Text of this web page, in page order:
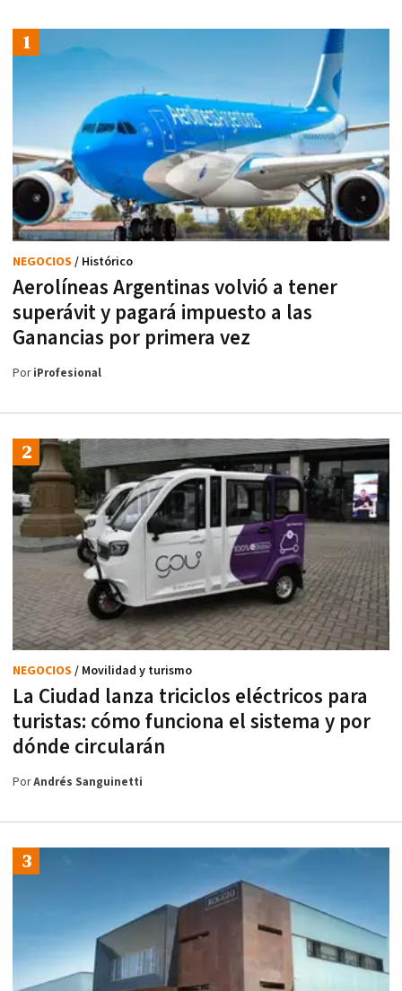
Aerolíneas Argentinas volvió a tener
superávit y pagará impuesto a las
Ganancias por primera vez
NEGOCIOS / Histórico
PoriProfesional
La Ciudad lanza triciclos eléctricos para
turistas: cómo funciona el sistema y por
dónde circularán
NEGOCIOS / Movilidad y turismo
PorAndrés Sanguinetti